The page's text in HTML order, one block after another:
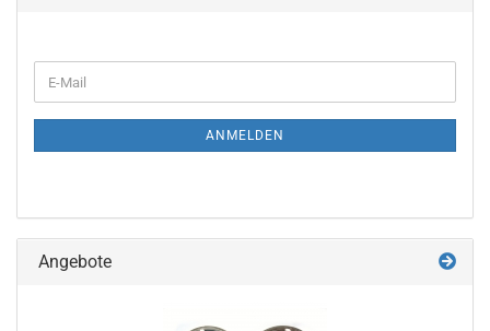
ZUR
E-
Mail
ANMELDEN
Angebote